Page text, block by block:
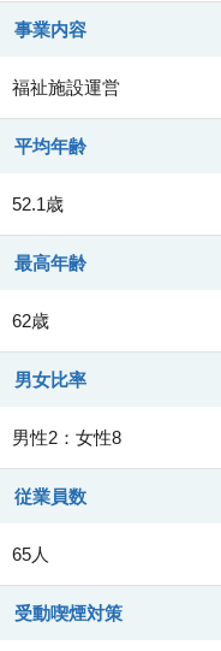
事業内容
福祉施設運営
平均年齢
52.1歳
最高年齢
62歳
男女比率
男性2：女性8
従業員数
65人
受動喫煙対策